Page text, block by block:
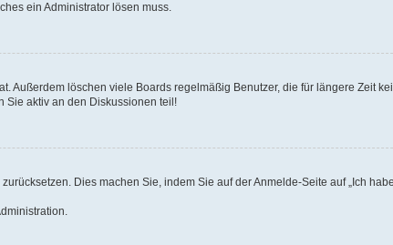
ein Administrator lösen muss.
Außerdem löschen viele Boards regelmäßig Benutzer, die für längere Zeit
Sie aktiv an den Diskussionen teil!
Dies machen Sie, indem Sie auf der Anmelde-Seite auf „Ich